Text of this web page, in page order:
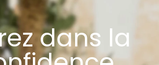
dans la